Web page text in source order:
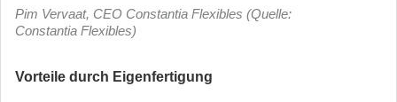
Pim Vervaat, CEO Constantia Flexibles (Quelle:
Constantia Flexibles)
Vorteile durch Eigenfertigung